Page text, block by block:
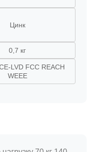
Цинк
0,7 кг
LVD FCC REACH
WEEE